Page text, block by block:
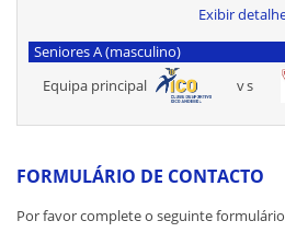
Exibir
Seniores A (masculino)
Equipa principal
vs
FORMULÁRIO DE CONTACTO
Por favor complete o seguinte